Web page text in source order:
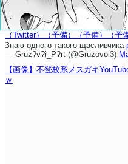
（Twitter） （予備） （予備） （予
Знаю одного такого щасливчика
— Gruz?v?i_P?rt (@Gruzovoi3)
【画像】不登校系メスガキ
ｗ